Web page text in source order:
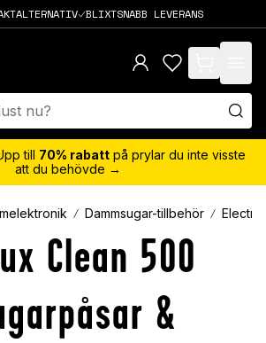
BLIXTSNABB LEVERANS
items in cart,
till 70% rabatt på prylar du inte visste
att du behövde →
Dammsugar-tillbehör
Clean 500
&